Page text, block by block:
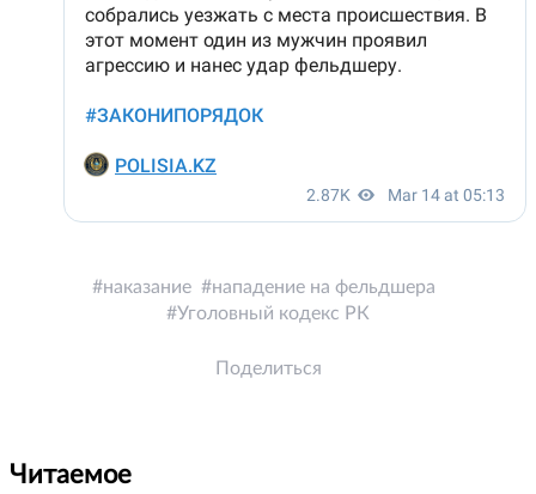
наказание
нападение на фельдшера
Уголовный кодекс РК
Поделиться
Читаемое